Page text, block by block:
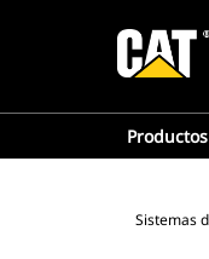
Productos
Sistemas